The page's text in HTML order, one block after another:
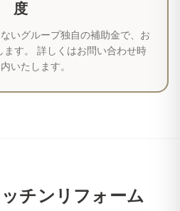
度
いグループ独自の補助金で、お
す。 詳しくはお問い合わせ時
いたします。
チンリフォーム